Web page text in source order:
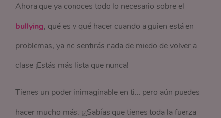
Ahora que ya conoces todo lo necesario sobre el
bullying, qué es y qué hacer cuando alguien está en
problemas, ya no sentirás nada de miedo de volver a
clase ¡Estás más lista que nunca!
Tienes un poder inimaginable en ti… pero aún puedes
hacer mucho más. ¡¿Sabías que tienes toda la fuerza